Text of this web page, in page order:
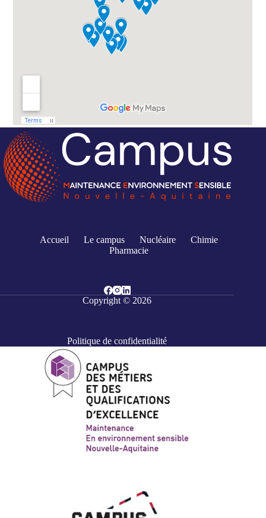
Accueil Le campus Nucléaire
Chimie
Pharmacie
Copyright © 2026
Politique de confidentialité